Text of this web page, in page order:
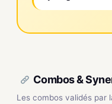
Combos &
Les combos validés par